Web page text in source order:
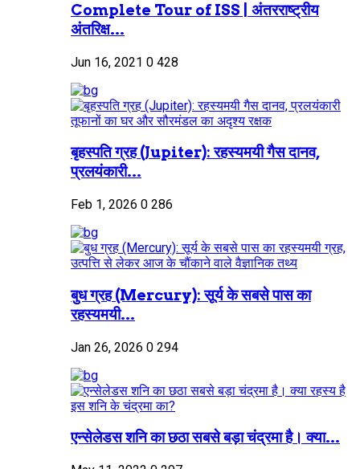
Complete Tour of ISS | अंतरराष्ट्रीय
अंतरिक्ष...
Jun 16, 2021 0 428
बृहस्पति ग्रह (Jupiter): रहस्यमयी गैस दानव,
प्रलयंकारी...
Feb 1, 2026 0 286
बुध ग्रह (Mercury): सूर्य के सबसे पास का
रहस्यमयी...
Jan 26, 2026 0 294
एन्सेलेडस शनि का छठा सबसे बड़ा चंद्रमा है। क्या...